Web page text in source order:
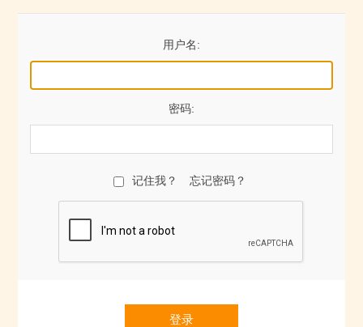
用户名:
密码:
记住我？ 忘记密码？
登录